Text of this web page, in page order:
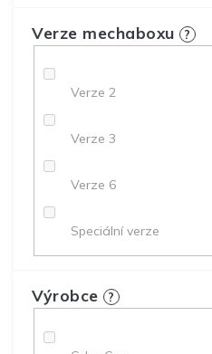
Verze mechaboxu ?
Verze 2
Verze 3
Verze 6
Speciální verze
Výrobce ?